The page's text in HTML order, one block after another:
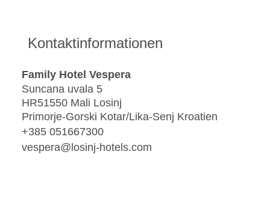
Kontaktinformationen
Family Hotel Vespera
Suncana uvala 5
HR51550 Mali Losinj
Primorje-Gorski Kotar/Lika-Senj Kroatien
+385 051667300
vespera@losinj-hotels.com